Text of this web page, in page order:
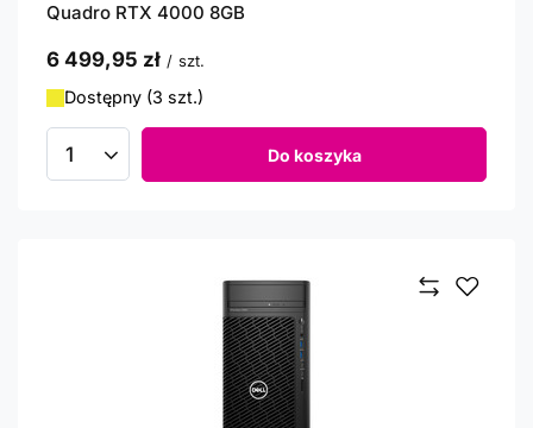
Quadro RTX 4000 8GB
6 499,95 zł / szt.
Dostępny (3 szt.)
Ilość produktów Do koszyka